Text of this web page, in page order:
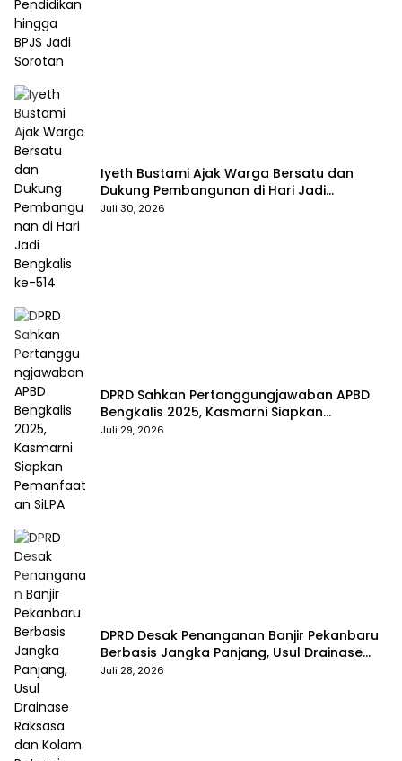
Iyeth Bustami Ajak Warga Bersatu dan
Dukung Pembangunan di Hari Jadi
Bengkalis ke-514
Juli 30, 2026
DPRD Sahkan Pertanggungjawaban APBD
Bengkalis 2025, Kasmarni Siapkan
Pemanfaatan SiLPA
Juli 29, 2026
DPRD Desak Penanganan Banjir Pekanbaru
Berbasis Jangka Panjang, Usul Drainase
Raksasa dan Kolam Retensi
Juli 28, 2026